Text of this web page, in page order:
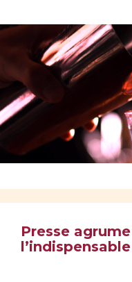
Presse